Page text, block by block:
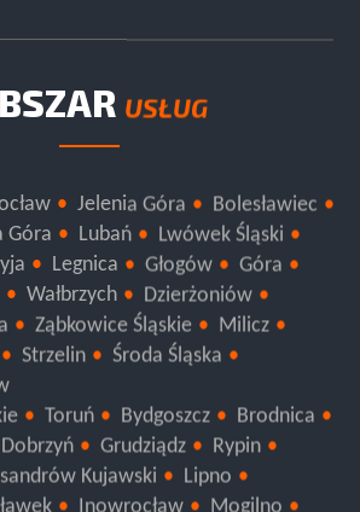
Jelenia Góra
Bolesławiec
Lubań
Lwówek Śląski
Legnica Głogów
Góra
Wałbrzych
Dzierżoniów
Ząbkowice Śląskie
Milicz
Toruń Bydgoszcz
Brodnica
Grudziądz
Rypin
Kujawski Lipno